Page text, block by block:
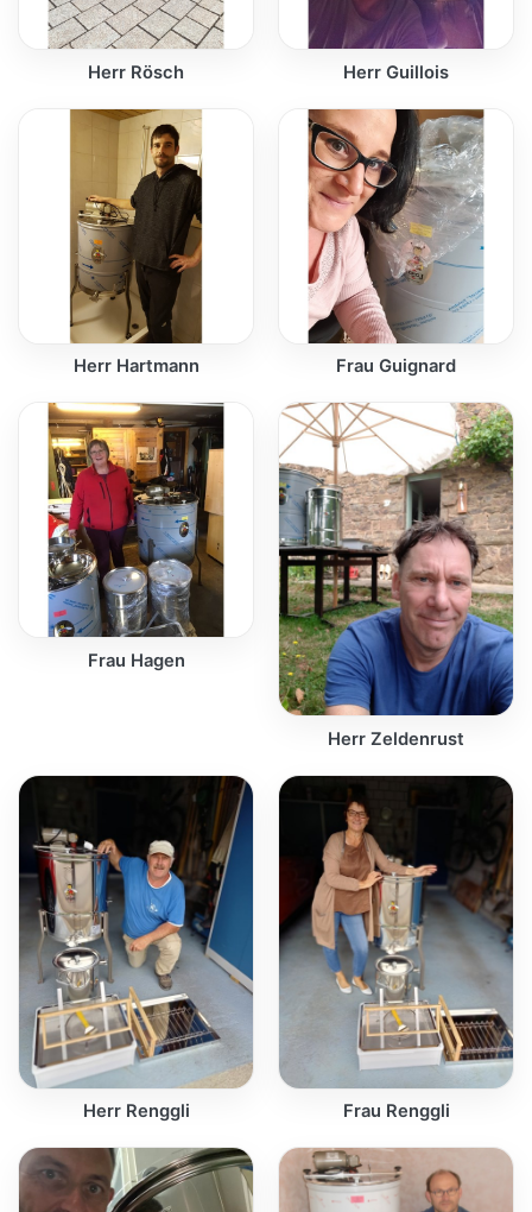
Herr Rösch Herr Guillois
Herr Hartmann Frau Guignard
Frau Hagen
Herr Zeldenrust
Herr Renggli Frau Renggli